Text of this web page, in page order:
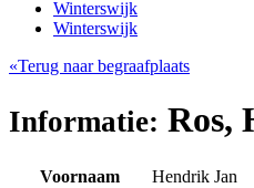
Winterswijk
Winterswijk
«Terug naar begraafplaats
Informatie: Ros,
Voornaam
Hendrik Jan